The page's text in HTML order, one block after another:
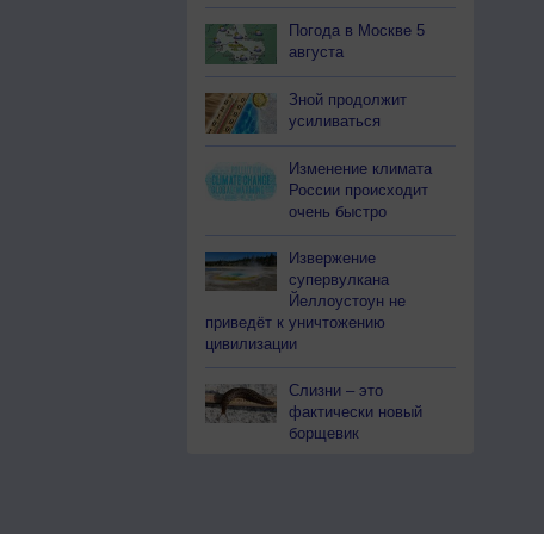
Погода в Москве 5
августа
Зной продолжит
усиливаться
Изменение климата
России происходит
очень быстро
Извержение
супервулкана
Йеллоустоун не
приведёт к уничтожению
цивилизации
Слизни – это
фактически новый
борщевик